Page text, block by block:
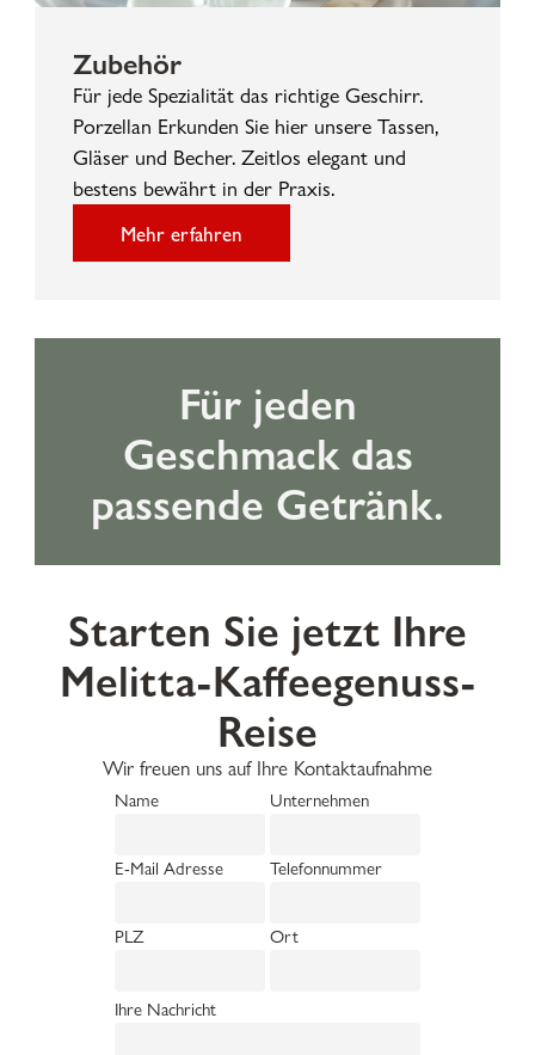
Zubehör
Für jede Spezialität das richtige Geschirr.
Porzellan Erkunden Sie hier unsere Tassen,
Gläser und Becher. Zeitlos elegant und
bestens bewährt in der Praxis.
Mehr erfahren
Für jeden
Geschmack das
passende Getränk.
Starten Sie jetzt Ihre
Melitta-Kaffeegenuss-
Reise
Wir freuen uns auf Ihre Kontaktaufnahme
Name Unternehmen
E-Mail Adresse Telefonnummer
PLZ Ort
Ihre Nachricht